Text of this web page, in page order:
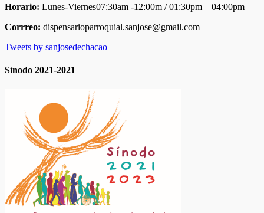
Horario: Lunes-Viernes07:30am -12:00m / 01:30pm – 04:00pm
Corrreo: dispensarioparroquial.sanjose@gmail.com
Tweets by sanjosedechacao
Sínodo 2021-2021